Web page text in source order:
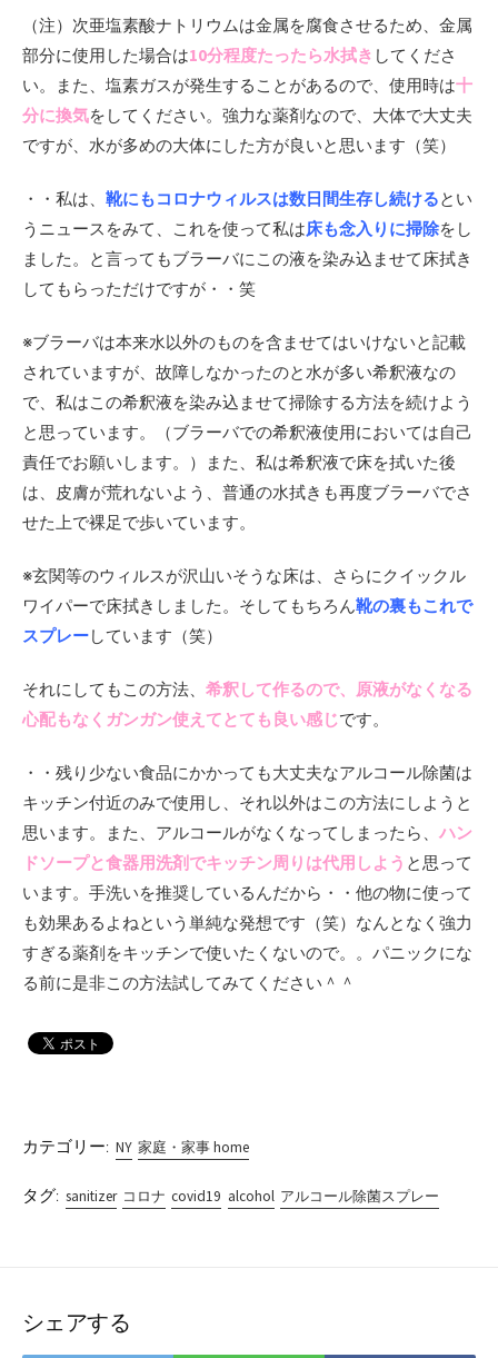
（注）次亜塩素酸ナトリウムは金属を腐食させるため、金属
部分に使用した場合は10分程度たったら水拭き してくださ
い。また、塩素ガスが発生することがあるので、使用時は十
分に換気をしてください。強力な薬剤なので、大体で大丈夫
ですが、水が多めの大体にした方が良いと思います（笑）
・・私は、 靴にもコロナウィルスは数日間生存し続けるとい
うニュースをみて、これを使って私は床も念入りに掃除をし
ました。と言ってもブラーバにこの液を染み込ませて床拭き
してもらっただけですが・・笑
※ブラーバは本来水以外のものを含ませてはいけないと記載
されていますが、故障しなかったのと水が多い希釈液なの
で、私はこの希釈液を染み込ませて掃除する方法を続けよう
と思っています。（ブラーバでの希釈液使用においては自己
責任でお願いします。）また、私は希釈液で床を拭いた後
は、皮膚が荒れないよう、普通の水拭きも再度ブラーバでさ
せた上で裸足で歩いています。
※玄関等のウィルスが沢山いそうな床は、さらにクイックル
ワイパーで床拭きしました。そしてもちろん靴の裏もこれで
スプレーしています（笑）
それにしてもこの方法、 希釈して作るので、原液がなくなる
心配もなくガンガン使えてとても良い感じです。
・・残り少ない食品にかかっても大丈夫なアルコール除菌は
キッチン付近のみで使用し、それ以外はこの方法にしようと
思います。また、アルコールがなくなってしまったら、 ハン
ドソープと食器用洗剤でキッチン周りは代用しよう と思って
います。手洗いを推奨しているんだから・・他の物に使って
も効果あるよねという単純な発想です（笑）なんとなく強力
すぎる薬剤をキッチンで使いたくないので。。パニックにな
る前に是非この方法試してみてください＾＾
カテゴリー: NY 家庭・家事 home
タグ: sanitizer コロナ covid19 alcohol アルコール除菌スプレー
シェアする